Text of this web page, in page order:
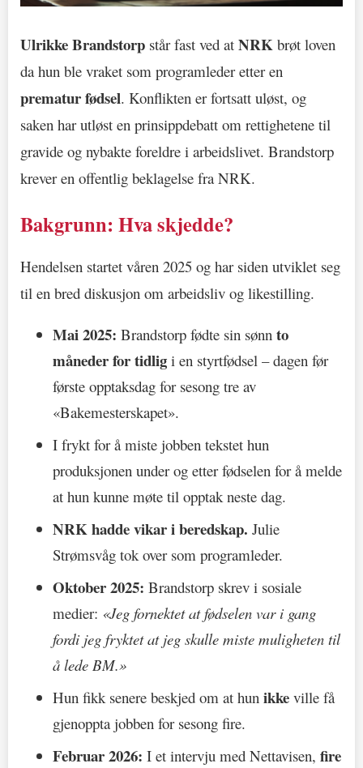
Ulrikke Brandstorp står fast ved at NRK brøt loven
da hun ble vraket som programleder etter en
prematur fødsel. Konflikten er fortsatt uløst, og
saken har utløst en prinsippdebatt om rettighetene til
gravide og nybakte foreldre i arbeidslivet. Brandstorp
krever en offentlig beklagelse fra NRK.
Bakgrunn: Hva skjedde?
Hendelsen startet våren 2025 og har siden utviklet seg
til en bred diskusjon om arbeidsliv og likestilling.
Mai 2025: Brandstorp fødte sin sønn to
måneder for tidlig i en styrtfødsel – dagen før
første opptaksdag for sesong tre av
«Bakemesterskapet».
I frykt for å miste jobben tekstet hun
produksjonen under og etter fødselen for å melde
at hun kunne møte til opptak neste dag.
NRK hadde vikar i beredskap. Julie
Strømsvåg tok over som programleder.
Oktober 2025: Brandstorp skrev i sosiale
medier: «Jeg fornektet at fødselen var i gang
fordi jeg fryktet at jeg skulle miste muligheten til
å lede BM.»
Hun fikk senere beskjed om at hun ikke ville få
gjenoppta jobben for sesong fire.
Februar 2026: I et intervju med Nettavisen, fire